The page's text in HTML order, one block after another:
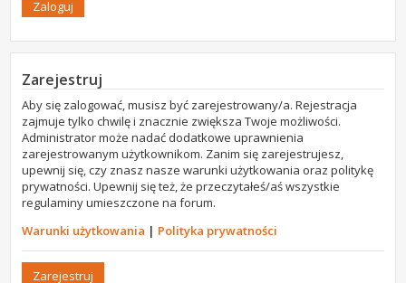
Zarejestruj
Aby się zalogować, musisz być zarejestrowany/a. Rejestracja
zajmuje tylko chwilę i znacznie zwiększa Twoje możliwości.
Administrator może nadać dodatkowe uprawnienia
zarejestrowanym użytkownikom. Zanim się zarejestrujesz,
upewnij się, czy znasz nasze warunki użytkowania oraz politykę
prywatności. Upewnij się też, że przeczytałeś/aś wszystkie
regulaminy umieszczone na forum.
Warunki użytkowania | Polityka prywatności
Zarejestruj